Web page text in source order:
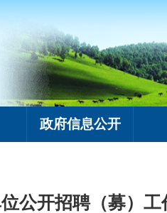
政府信息公开
公开招聘（募）